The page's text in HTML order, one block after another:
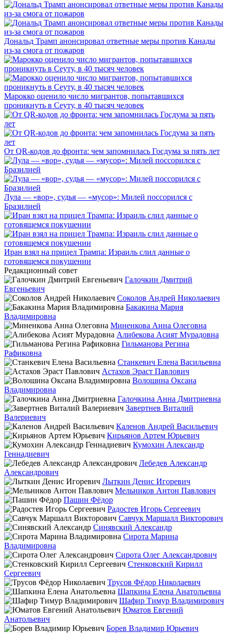
Дональд Трамп анонсировал ответные меры против Канады
из-за смога от пожаров
Марокко оценило число мигрантов, попытавшихся
проникнуть в Сеуту, в 40 тысяч человек
От QR-кодов до фронта: чем запомнилась Госдума за пять лет
Лула — «вор», судья — «мусор»: Милей поссорился с
Бразилией
Иран взял на прицел Трампа: Израиль слил данные о
готовящемся покушении
Редакционный совет
Галочкин Дмитрий
Евгеньевич
Соколов Андрей Николаевич
Бакакина Мария
Владимировна
Миненкова Анна Олеговна
Алибекова Асият Мурадовна
Гильманова Регина
Рафиковна
Станкевич Елена Васильевна
Астахов Эраст Павлович
Волошина Оксана
Владимировна
Галочкина Анна Дмитриевна
Завертнев Виталий
Валериевич
Каленов Андрей Васильевич
Кирьянов Артем Юрьевич
Кумохин Александр
Геннадиевич
Лебедев Александр
Александрович
Лыткин Денис Игоревич
Мельников Антон Павлович
Пашин Фёдор
Радостев Игорь Сергеевич
Савчук Маршалл Викторович
Синявский Александр
Сирота Марина
Владимировна
Сирота Олег Александрович
Стенковский Кирилл
Сергеевич
Трусов Фёдор Николаевич
Шапкина Елена Анатольевна
Шафир Тимур Владимирович
Юматов Евгений
Анатольевич
Борев Владимир Юрьевич